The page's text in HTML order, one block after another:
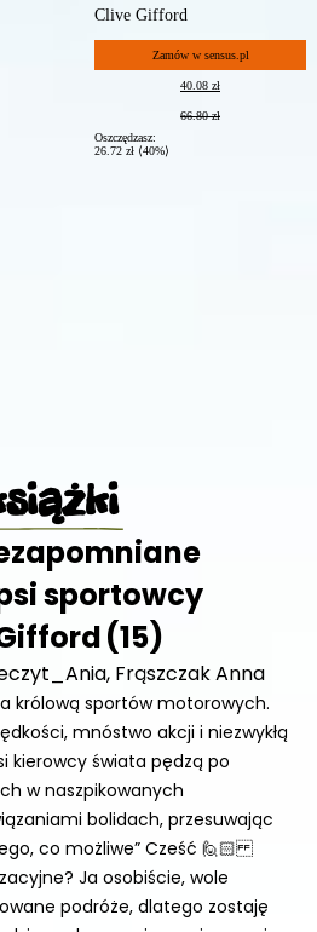
Clive Gifford
Zamów w sensus.pl
40.08 zł
66.80 zł
Oszczędzasz:
26.72 zł ⟨40%⟩
sportowcy
(15)
Frąszczak Anna
królową sportów motorowych.
mnóstwo akcji i niezwykłą
kierowcy świata pędzą po
w naszpikowanych
bolidach, przesuwając
co możliwe” Cześć 🙋🏻
Ja osobiście, wole
podróże, dlatego zostaję